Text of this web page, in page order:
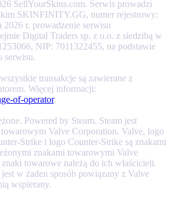
SellYourSkins.com. Serwis prowadzi
SKINFINITY.GG, numer rejestrowy:
2026 r. prowadzenie serwisu
Digital Traders sp. z o.o. z siedzibą w
NIP: 7011322455, na podstawie
serwisu.
transakcje są zawierane z
Więcej informacji:
of-operator.
Powered by Steam. Steam jest
towarowym Valve Corporation. Valve, logo
Strike i logo Counter-Strike są znakami
znakami towarowymi Valve
znaki towarowe należą do ich właścicieli.
w żaden sposób powiązany z Valve
wspierany.